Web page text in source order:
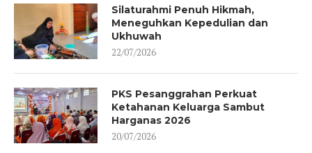
Silaturahmi Penuh Hikmah,
Meneguhkan Kepedulian dan
Ukhuwah
22/07/2026
PKS Pesanggrahan Perkuat
Ketahanan Keluarga Sambut
Harganas 2026
20/07/2026